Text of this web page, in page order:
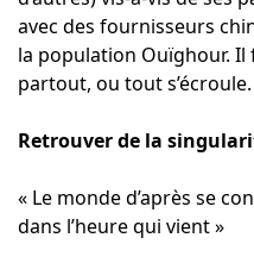
avec des fournisseurs
la population Ouïghour.
partout, ou tout s’écroule.
Retrouver de la
« Le monde d’après se
dans l’heure qui vient »